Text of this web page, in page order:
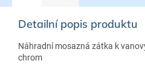
Detailní popis produktu
Náhradní mosazná zátka k
chrom